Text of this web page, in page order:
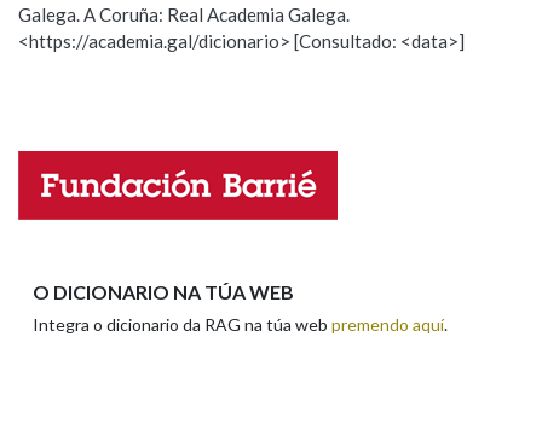
Marcas gramaticais
Observación Hai un erro na palabra
Propoño mellorar a definición
Nome
Galega. A Coruña: Real Academia Galega.
<https://academia.gal/dicionario> [Consultado: <data>]
O DICIONARIO NA TÚA WEB
Integra o dicionario da RAG na túa web premendo aquí.